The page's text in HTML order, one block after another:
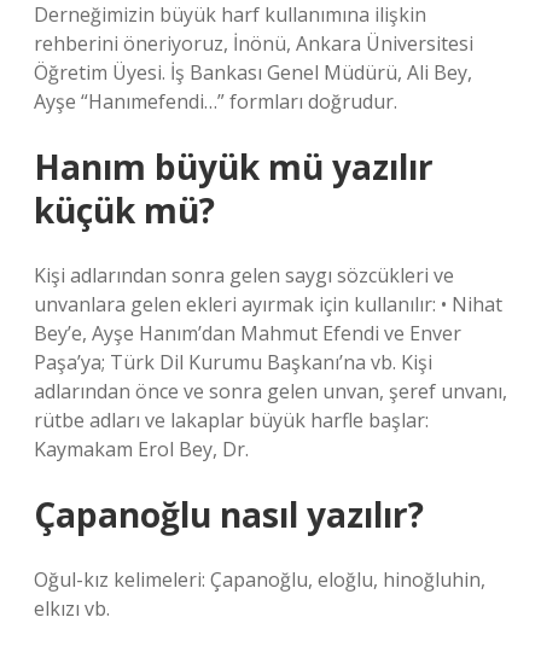
Derneğimizin büyük harf kullanımına ilişkin
rehberini öneriyoruz, İnönü, Ankara Üniversitesi
Öğretim Üyesi. İş Bankası Genel Müdürü, Ali Bey,
Ayşe “Hanımefendi…” formları doğrudur.
Hanım büyük mü yazılır
küçük mü?
Kişi adlarından sonra gelen saygı sözcükleri ve
unvanlara gelen ekleri ayırmak için kullanılır: • Nihat
Bey’e, Ayşe Hanım’dan Mahmut Efendi ve Enver
Paşa’ya; Türk Dil Kurumu Başkanı’na vb. Kişi
adlarından önce ve sonra gelen unvan, şeref unvanı,
rütbe adları ve lakaplar büyük harfle başlar:
Kaymakam Erol Bey, Dr.
Çapanoğlu nasıl yazılır?
Oğul-kız kelimeleri: Çapanoğlu, eloğlu, hinoğluhin,
elkızı vb.